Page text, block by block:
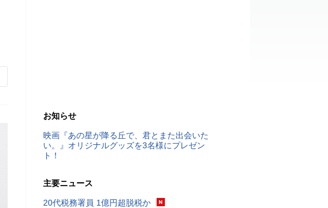
お知らせ
映画『あの星が降る丘で、君とまた出会いた
い。』オリジナルグッズを3名様にプレゼン
ト！
主要ニュース
20代税務署員 1億円超脱税か